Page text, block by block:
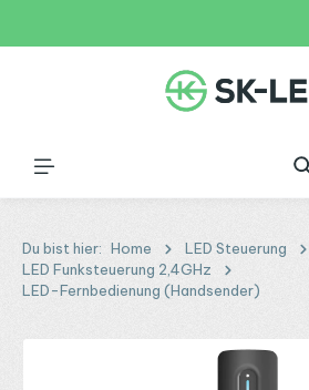
Du bist hier: Home
LED Steuerung
LED Funksteuerung 2,4GHz
LED-Fernbedienung (Handsender)